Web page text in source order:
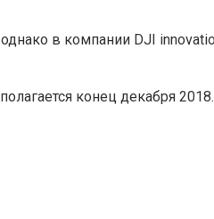
в компании DJI
конец декабря 2018.